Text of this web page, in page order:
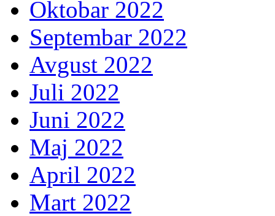
Oktobar 2022
Septembar 2022
Avgust 2022
Juli 2022
Juni 2022
Maj 2022
April 2022
Mart 2022